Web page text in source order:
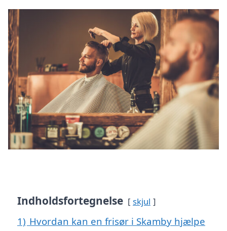
Indholdsfortegnelse skjul
1) Hvordan kan en frisør i Skamby hjælpe